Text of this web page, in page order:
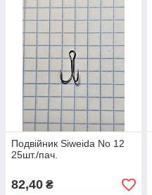
Подвійник Siweida No 12
25шт./пач.
82,40 ₴